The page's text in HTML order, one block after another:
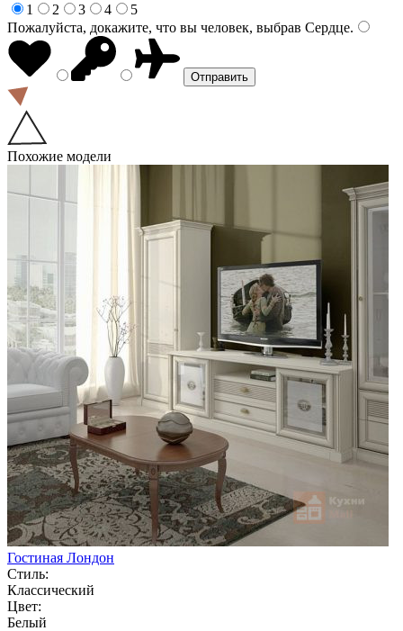
1
2 3 4
5
Пожалуйста, докажите, что вы человек, выбрав Сердце.
Похожие модели
Гостиная Лондон
Стиль:
Классический
Цвет:
Белый